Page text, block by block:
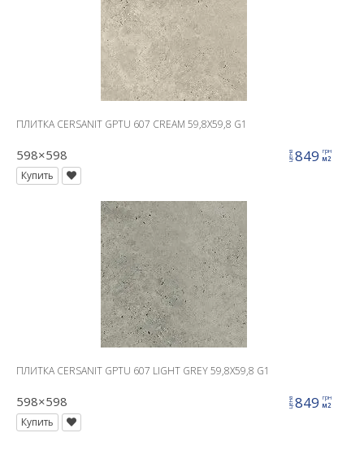
ПЛИТКА CERSANIT GPTU 607 CREAM 59,8X59,8 G1
598×598 цена 849 грн
м2
Купить
ПЛИТКА CERSANIT GPTU 607 LIGHT GREY 59,8X59,8 G1
598×598 цена 849 грн
м2
Купить